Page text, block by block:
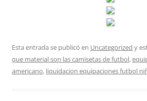
Esta entrada se publicó en Uncategorized y
que material son las camisetas de futbol,
americano, liquidacion equipaciones futbol